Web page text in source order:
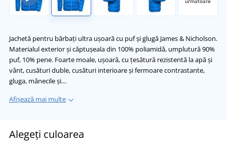
Jachetă pentru bărbați ultra ușoară cu puf și glugă James & Nicholson.
Materialul exterior și căptușeala din 100% poliamidă, umplutură 90%
puf, 10% pene. Foarte moale, ușoară, cu țesătură rezistentă la apă și
vânt, cusături duble, cusături interioare și fermoare contrastante,
gluga, mânecile și…
Afișează mai multe
Alegeți culoarea